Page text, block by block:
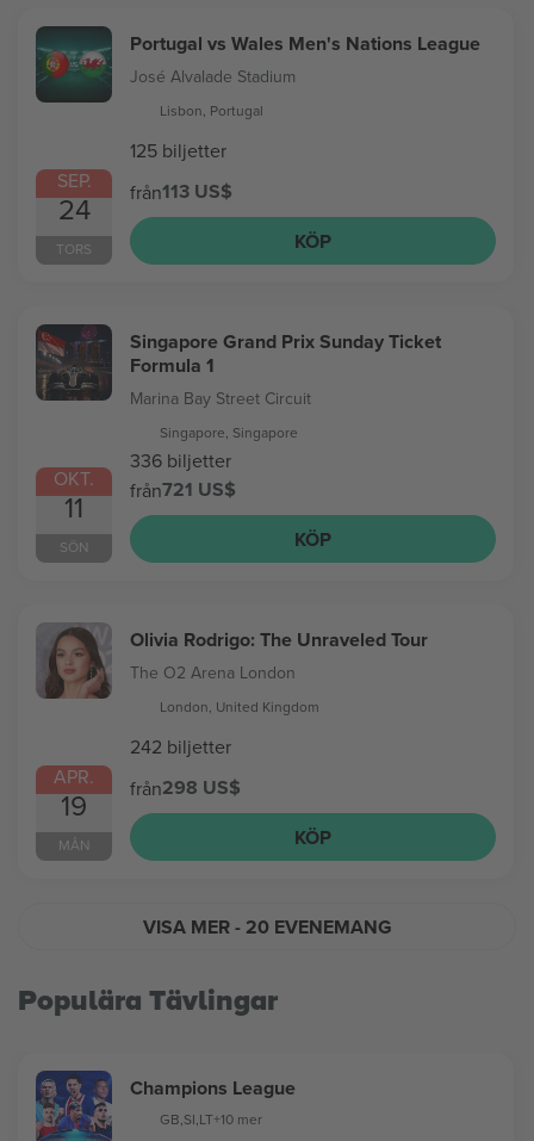
SEP.
24
TORS
Portugal vs Wales Men's Nations League
José Alvalade Stadium
Lisbon, Portugal
125 biljetter
från113 US$
KÖP
OKT.
11
SÖN
Singapore Grand Prix Sunday Ticket
Formula 1
Marina Bay Street Circuit
Singapore, Singapore
336 biljetter
från721 US$
KÖP
APR.
19
MÅN
Olivia Rodrigo: The Unraveled Tour
The O2 Arena London
London, United Kingdom
242 biljetter
från298 US$
KÖP
VISA MER- 20 EVENEMANG
Populära Tävlingar
Champions League
GB,SI,LT+10 mer